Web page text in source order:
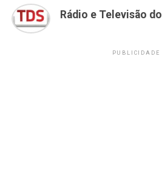
Rádio e Televisão
PUBLICIDADE